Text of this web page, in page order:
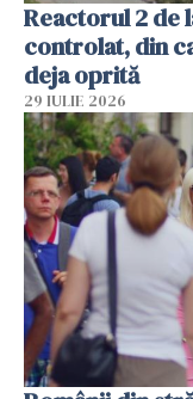
Reactorul 2 de
controlat, din
deja oprită
29 IULIE 2026